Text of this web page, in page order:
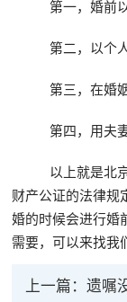
第一，婚前以
第二，以个人
第三，在婚姻
第四，用夫妻
以上就是北京
财产公证的法律规
婚的时候会进行婚
需要，可以来找我
上一篇：遗嘱没有公证